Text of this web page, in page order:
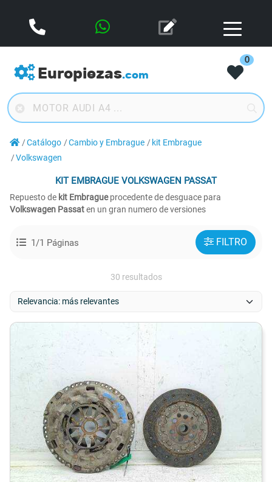
Europiezas.com
0
Catálogo Cambio y Embrague
kit Embrague
Volkswagen
KIT EMBRAGUE VOLKSWAGEN PASSAT
Repuesto de kit Embragueprocedente de desguace para
Volkswagen Passaten un gran numero de versiones
1/1 Páginas FILTRO
30 resultados